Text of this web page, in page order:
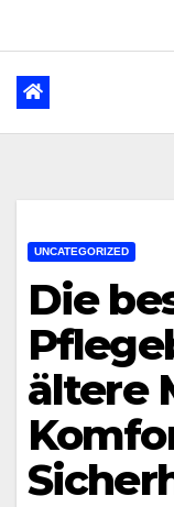
UNCATEGORIZED
Die
ältere